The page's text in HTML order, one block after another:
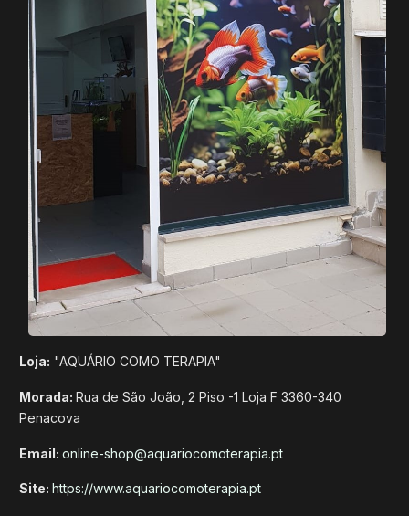
Loja: "AQUÁRIO COMO TERAPIA"
Morada: Rua de São João, 2 Piso -1 Loja F 3360-340
Penacova
Email: online-shop@aquariocomoterapia.pt
Site: https://www.aquariocomoterapia.pt